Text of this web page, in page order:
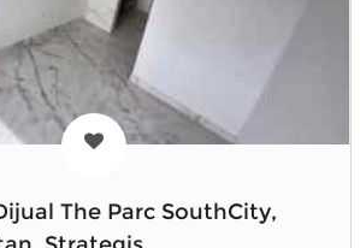
The Parc SouthCity,